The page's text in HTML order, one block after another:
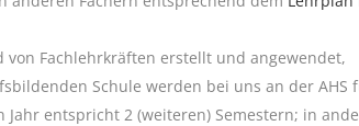
Fachlehrkräften erstellt und angewendet,
Schule werden bei uns an der AHS
entspricht 2 (weiteren) Semestern; in